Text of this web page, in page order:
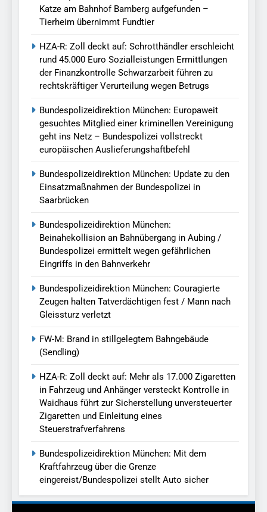
Katze am Bahnhof Bamberg aufgefunden –
Tierheim übernimmt Fundtier
HZA-R: Zoll deckt auf: Schrotthändler erschleicht
rund 45.000 Euro Sozialleistungen Ermittlungen
der Finanzkontrolle Schwarzarbeit führen zu
rechtskräftiger Verurteilung wegen Betrugs
Bundespolizeidirektion München: Europaweit
gesuchtes Mitglied einer kriminellen Vereinigung
geht ins Netz – Bundespolizei vollstreckt
europäischen Auslieferungshaftbefehl
Bundespolizeidirektion München: Update zu den
Einsatzmaßnahmen der Bundespolizei in
Saarbrücken
Bundespolizeidirektion München:
Beinahekollision an Bahnübergang in Aubing /
Bundespolizei ermittelt wegen gefährlichen
Eingriffs in den Bahnverkehr
Bundespolizeidirektion München: Couragierte
Zeugen halten Tatverdächtigen fest / Mann nach
Gleissturz verletzt
FW-M: Brand in stillgelegtem Bahngebäude
(Sendling)
HZA-R: Zoll deckt auf: Mehr als 17.000 Zigaretten
in Fahrzeug und Anhänger versteckt Kontrolle in
Waidhaus führt zur Sicherstellung unversteuerter
Zigaretten und Einleitung eines
Steuerstrafverfahrens
Bundespolizeidirektion München: Mit dem
Kraftfahrzeug über die Grenze
eingereist/Bundespolizei stellt Auto sicher